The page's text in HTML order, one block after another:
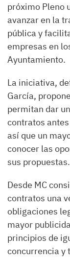
próximo Pleno
avanzar en la
pública y
empresas en
Ayuntamiento.
La iniciativa,
García,
permitan dar
contratos
así que un
conocer las
sus propuestas.
Desde MC
contratos una
obligaciones
mayor
principios de
concurrencia y